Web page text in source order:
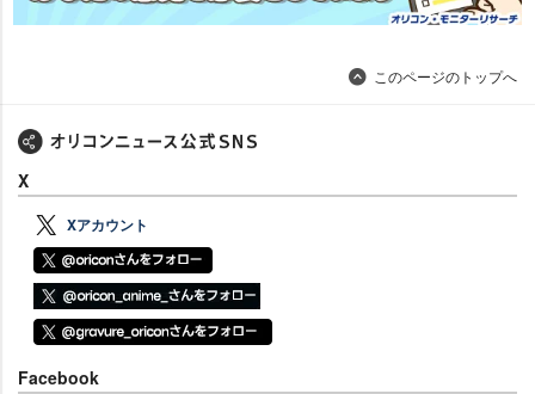
このページのトップへ
X
Xアカウント
Facebook